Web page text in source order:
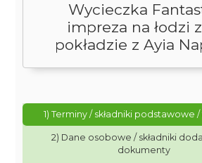
Wycieczka
impreza na łodzi
pokładzie z Ayia
1) Terminy / składniki podstawowe
2) Dane osobowe / składniki
dokumenty